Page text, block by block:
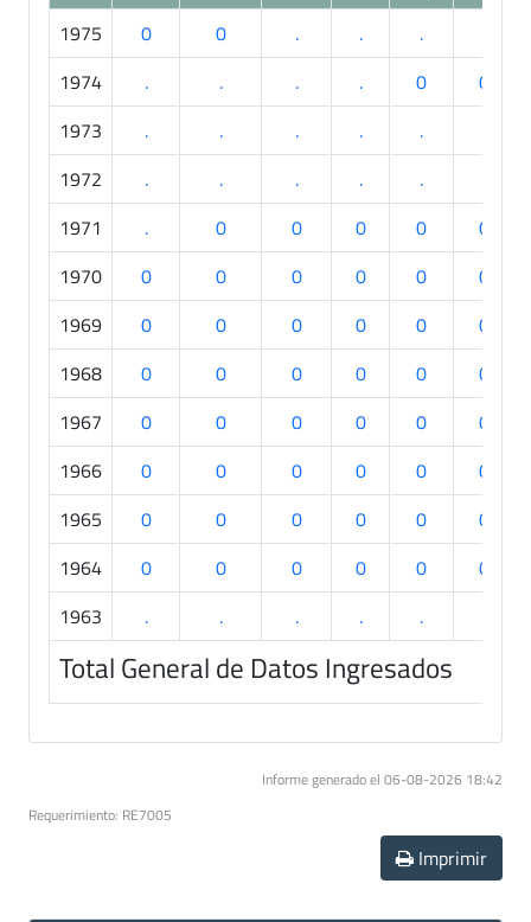
1975
0 0 . . .
1974
. . . . 0
0
1973
. . . . .
1972
. . . . .
1971
. 0 0 0 0
0
1970
0 0 0 0 0
0
1969
0 0 0 0 0
0
1968
0 0 0 0 0
0
1967
0 0 0 0 0
0
1966
0 0 0 0 0
0
1965
0 0 0 0 0
0
1964
0 0 0 0 0
0
1963
. . . . .
Total General de Datos Ingresados
Informe generado el 06-08-2026 18:42
Requerimiento: RE7005
Imprimir